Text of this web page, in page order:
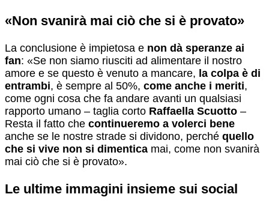
«Non svanirà mai ciò che si è provato»
La conclusione è impietosa e non dà speranze ai
fan: «Se non siamo riusciti ad alimentare il nostro
amore e se questo è venuto a mancare, la colpa è di
entrambi, è sempre al 50%, come anche i meriti,
come ogni cosa che fa andare avanti un qualsiasi
rapporto umano – taglia corto Raffaella Scuotto –
Resta il fatto che continueremo a volerci bene
anche se le nostre strade si dividono, perché quello
che si vive non si dimentica mai, come non svanirà
mai ciò che si è provato».
Le ultime immagini insieme sui social